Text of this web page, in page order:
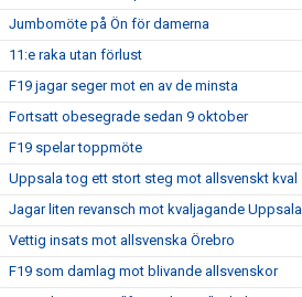
Jumbomöte på Ön för damerna
11:e raka utan förlust
F19 jagar seger mot en av de minsta
Fortsatt obesegrade sedan 9 oktober
F19 spelar toppmöte
Uppsala tog ett stort steg mot allsvenskt kval
Jagar liten revansch mot kvaljagande Uppsala
Vettig insats mot allsvenska Örebro
F19 som damlag mot blivande allsvenskor